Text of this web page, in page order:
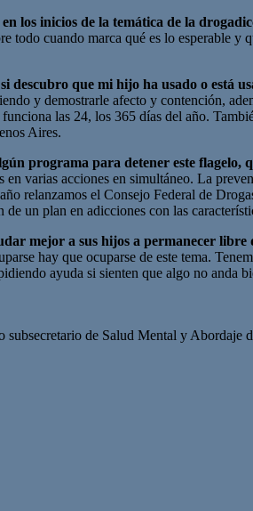
los inicios de la temática de la
todo cuando marca qué es lo esperable
descubro que mi hijo ha usado o está
y demostrarle afecto y contención,
las 24, los 365 días del año.
Aires.
programa para detener este flagelo,
varias acciones en simultáneo. La
relanzamos el Consejo Federal de
un plan en adicciones con las
mejor a sus hijos a permanecer libre
hay que ocuparse de este tema.
ayuda si sienten que algo no anda
subsecretario de Salud Mental y